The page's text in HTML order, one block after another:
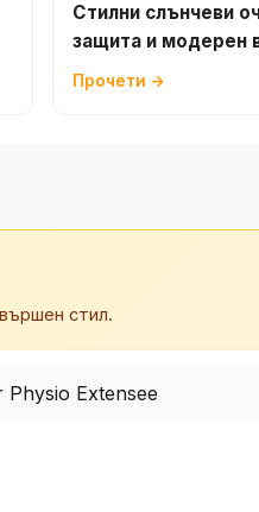
Стилни слънчеви
защита и модерен
Прочети →
стил.